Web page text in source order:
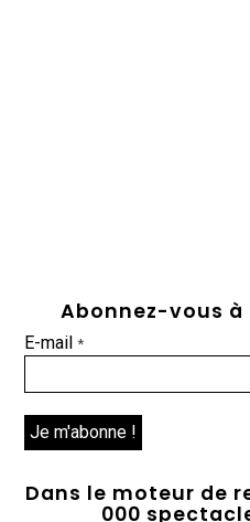
Abonnez-vous
E-mail*
Dans le moteur de
000